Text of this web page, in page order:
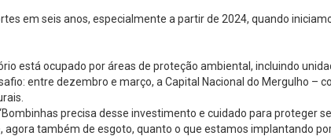
em seis anos, especialmente a partir de 2024, quando
está ocupado por áreas de proteção ambiental, incluindo
entre dezembro e março, a Capital Nacional do Mergulho –
precisa desse investimento e cuidado para proteger
também de esgoto, quanto o que estamos implantando por